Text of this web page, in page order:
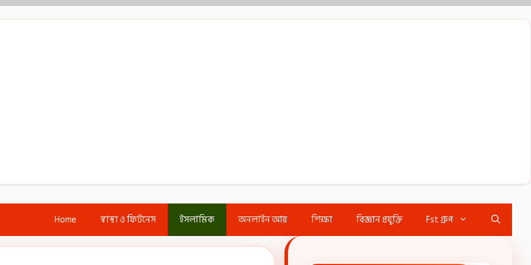
Home স্বাস্থ্য ও ফিটনেস ইসলামিক অনলাইন আয় শিক্ষা বিজ্ঞান প্রযুক্তি Fst গ্রুপ